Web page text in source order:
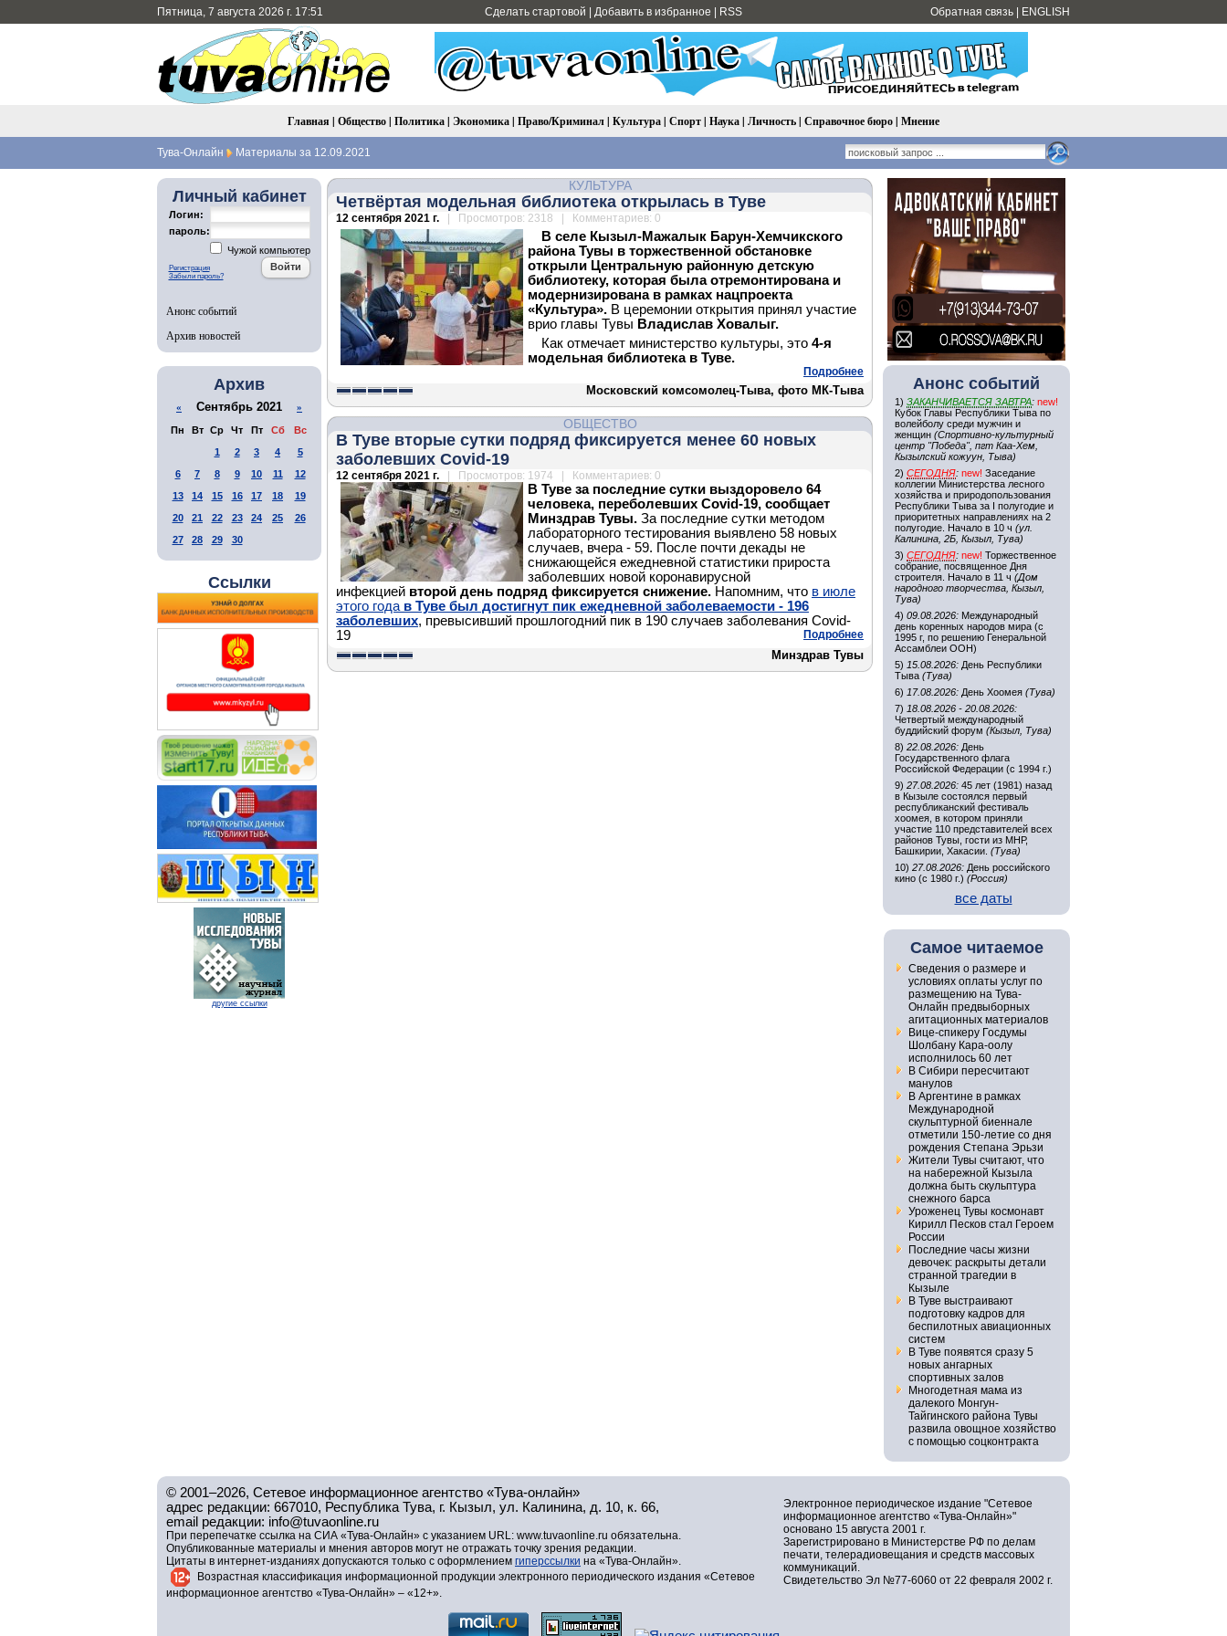
Пятница, 7 августа 2026 г. 17:51 Сделать стартовой Добавить в избранное RSS Обратная связь ENGLISH
Главная | Общество| Политика| Экономика| Право/Криминал| Культура| Спорт| Наука| Личность| Справочное бюро| Мнение
Тува-Онлайн Материалы за 12.09.2021
Личный кабинет
Логин:
пароль:
Чужой компьютер
Регистрация
Забыли пароль?
Анонс событий
Архив новостей
Архив
« Сентябрь 2021 »
Пн Вт Ср Чт Пт Сб
Вс
1
2 3 4
5
6
7 8 9 10 11
12
13
14 15 16 17 18
19
20
21 22 23 24 25
26
27
28 29 30
Ссылки
другие ссылки
КУЛЬТУРА
Четвёртая модельная библиотека открылась в Туве
12 сентября 2021 г. | Просмотров: 2318 | Комментариев: 0
В селе Кызыл-Мажалык Барун-Хемчикского
района Тувы в торжественной обстановке
открыли Центральную районную детскую
библиотеку, которая была отремонтирована и
модернизирована в рамках нацпроекта
«Культура». В церемонии открытия принял участие
врио главы Тувы Владислав Ховалыг.
Как отмечает министерство культуры, это 4-я
модельная библиотека в Туве.
Подробнее
Московский комсомолец-Тыва, фото МК-Тыва
ОБЩЕСТВО
В Туве вторые сутки подряд фиксируется менее 60 новых
заболевших Covid-19
12 сентября 2021 г. | Просмотров: 1974 | Комментариев: 0
В Туве за последние сутки выздоровело 64
человека, переболевших Covid-19, сообщает
Минздрав Тувы. За последние сутки методом
лабораторного тестирования выявлено 58 новых
случаев, вчера - 59. После почти декады не
снижающейся ежедневной статистики прироста
заболевших новой коронавирусной
инфекцией второй день подряд фиксируется снижение. Напомним, что в июле
этого года в Туве был достигнут пик ежедневной заболеваемости - 196
заболевших, превысивший прошлогодний пик в 190 случаев заболевания Covid-
19
Подробнее
Минздрав Тувы
Анонс событий
1) ЗАКАНЧИВАЕТСЯ ЗАВТРА: new!
Кубок Главы Республики Тыва по
волейболу среди мужчин и
женщин (Спортивно-культурный
центр "Победа", пгт Каа-Хем,
Кызылский кожуун, Тыва)
2) СЕГОДНЯ: new! Заседание
коллегии Министерства лесного
хозяйства и природопользования
Республики Тыва за I полугодие и
приоритетных направлениях на 2
полугодие. Начало в 10 ч (ул.
Калинина, 2Б, Кызыл, Тува)
3) СЕГОДНЯ: new! Торжественное
собрание, посвященное Дня
строителя. Начало в 11 ч (Дом
народного творчества, Кызыл,
Тува)
4) 09.08.2026: Международный
день коренных народов мира (с
1995 г, по решению Генеральной
Ассамблеи ООН)
5) 15.08.2026: День Республики
Тыва (Тува)
6) 17.08.2026: День Хоомея (Тува)
7) 18.08.2026 - 20.08.2026:
Четвертый международный
буддийский форум (Кызыл, Тува)
8) 22.08.2026: День
Государственного флага
Российской Федерации (с 1994 г.)
9) 27.08.2026: 45 лет (1981) назад
в Кызыле состоялся первый
республиканский фестиваль
хоомея, в котором приняли
участие 110 представителей всех
районов Тувы, гости из МНР,
Башкирии, Хакасии. (Тува)
10) 27.08.2026: День российского
кино (с 1980 г.) (Россия)
все даты
Самое читаемое
Сведения о размере и
условиях оплаты услуг по
размещению на Тува-
Онлайн предвыборных
агитационных материалов
Вице-спикеру Госдумы
Шолбану Кара-оолу
исполнилось 60 лет
В Сибири пересчитают
манулов
В Аргентине в рамках
Международной
скульптурной биеннале
отметили 150-летие со дня
рождения Степана Эрьзи
Жители Тувы считают, что
на набережной Кызыла
должна быть скульптура
снежного барса
Уроженец Тувы космонавт
Кирилл Песков стал Героем
России
Последние часы жизни
девочек: раскрыты детали
странной трагедии в
Кызыле
В Туве выстраивают
подготовку кадров для
беспилотных авиационных
систем
В Туве появятся сразу 5
новых ангарных
спортивных залов
Многодетная мама из
далекого Монгун-
Тайгинского района Тувы
развила овощное хозяйство
с помощью соцконтракта
© 2001–2026, Сетевое информационное агентство «Тува-онлайн»
адрес редакции: 667010, Республика Тува, г. Кызыл, ул. Калинина, д. 10, к. 66,
email редакции: info@tuvaonline.ru
При перепечатке ссылка на СИА «Тува-Онлайн» с указанием URL: www.tuvaonline.ru обязательна.
Опубликованные материалы и мнения авторов могут не отражать точку зрения редакции.
Цитаты в интернет-изданиях допускаются только с оформлением гиперссылки на «Тува-Онлайн».
Возрастная классификация информационной продукции электронного периодического издания «Сетевое
информационное агентство «Тува-Онлайн» – «12+».
Электронное периодическое издание "Сетевое
информационное агентство «Тува-Онлайн»"
основано 15 августа 2001 г.
Зарегистрировано в Министерстве РФ по делам
печати, телерадиовещания и средств массовых
коммуникаций.
Свидетельство Эл №77-6060 от 22 февраля 2002 г.